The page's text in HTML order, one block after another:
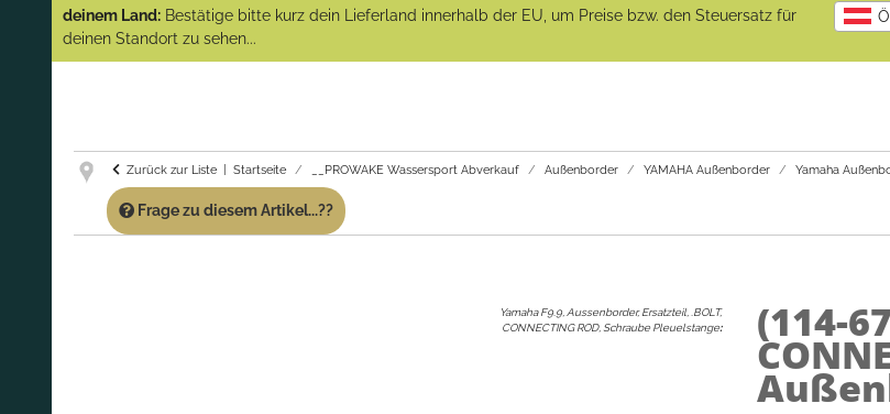
(Abverkauf)!
GARANTIE UND SERVICE:
Artikeln einfach an!
deinem Land: Bestätige bitte kurz dein Lieferland innerhalb der EU, um Preise bzw. den Steuersatz für
deinen Standort zu sehen...
Zurück zur Liste Startseite __PROWAKE Wassersport Abverkauf Außenborder YAMAHA Außenborder Yamaha
Frage zu diesem Artikel...??
Yamaha F9.9, Aussenborder, Ersatzteil, .BOLT,
CONNECTING ROD, Schraube Pleuelstange: (114-